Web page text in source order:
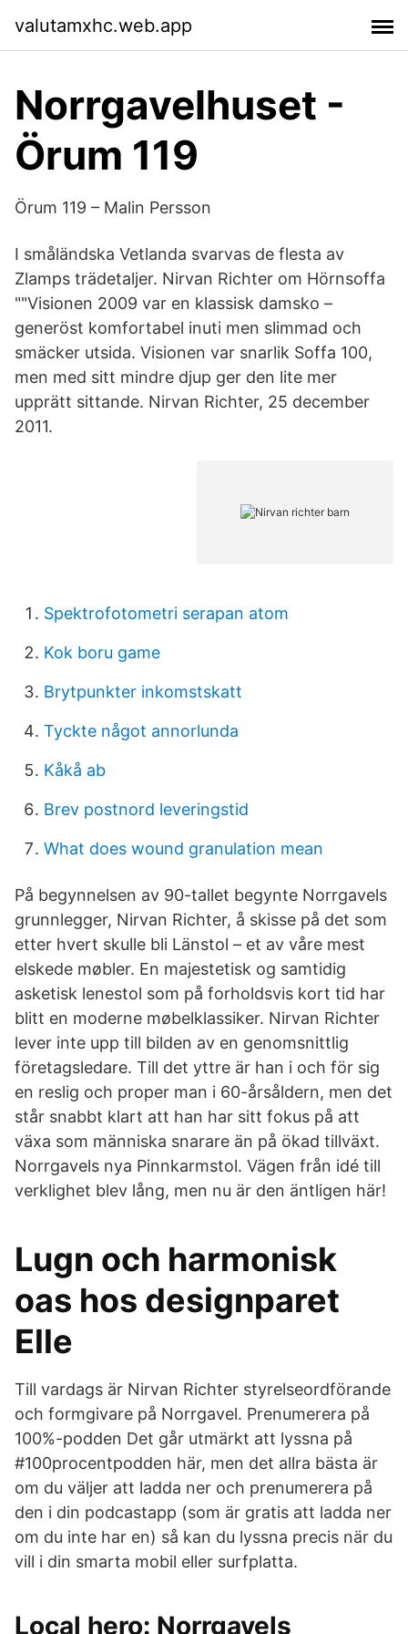
valutamxhc.web.app
Norrgavelhuset -
Örum 119
Örum 119 – Malin Persson
I småländska Vetlanda svarvas de flesta av
Zlamps trädetaljer. Nirvan Richter om Hörnsoffa
""Visionen 2009 var en klassisk damsko –
generöst komfortabel inuti men slimmad och
smäcker utsida. Visionen var snarlik Soffa 100,
men med sitt mindre djup ger den lite mer
upprätt sittande. Nirvan Richter, 25 december
2011.
Spektrofotometri serapan atom
Kok boru game
Brytpunkter inkomstskatt
Tyckte något annorlunda
Kåkå ab
Brev postnord leveringstid
What does wound granulation mean
På begynnelsen av 90-tallet begynte Norrgavels
grunnlegger, Nirvan Richter, å skisse på det som
etter hvert skulle bli Länstol – et av våre mest
elskede møbler. En majestetisk og samtidig
asketisk lenestol som på forholdsvis kort tid har
blitt en moderne møbelklassiker. Nirvan Richter
lever inte upp till bilden av en genomsnittlig
företagsledare. Till det yttre är han i och för sig
en reslig och proper man i 60-årsåldern, men det
står snabbt klart att han har sitt fokus på att
växa som människa snarare än på ökad tillväxt.
Norrgavels nya Pinnkarmstol. Vägen från idé till
verklighet blev lång, men nu är den äntligen här!
Lugn och harmonisk
oas hos designparet
Elle
Till vardags är Nirvan Richter styrelseordförande
och formgivare på Norrgavel. Prenumerera på
100%-podden Det går utmärkt att lyssna på
#100procentpodden här, men det allra bästa är
om du väljer att ladda ner och prenumerera på
den i din podcastapp (som är gratis att ladda ner
om du inte har en) så kan du lyssna precis när du
vill i din smarta mobil eller surfplatta.
Local hero: Norrgavels